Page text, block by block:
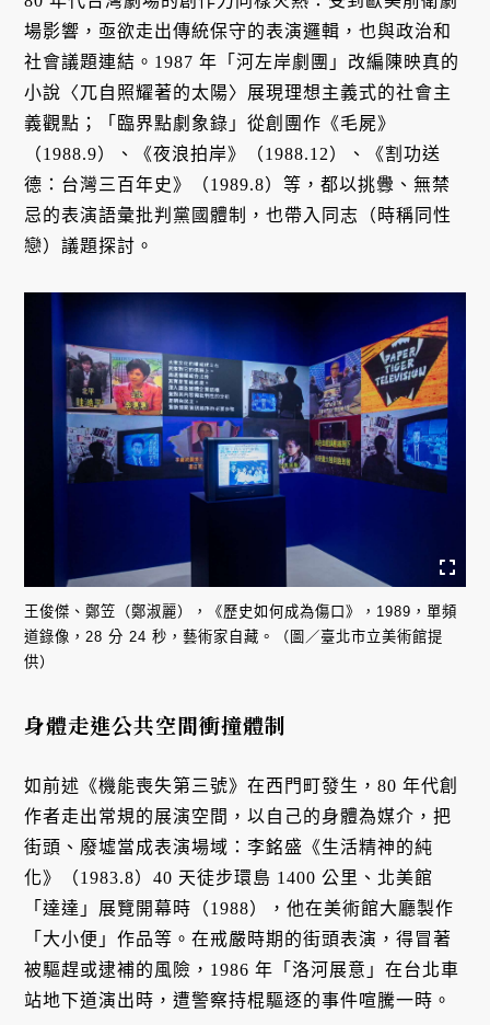
場影響，亟欲走出傳統保守的表演邏輯，也與政治和
社會議題連結。1987 年「河左岸劇團」改編陳映真的
小說〈兀自照耀著的太陽〉展現理想主義式的社會主
義觀點；「臨界點劇象錄」從創團作《毛屍》
（1988.9）、《夜浪拍岸》（1988.12）、《割功送
德：台灣三百年史》（1989.8）等，都以挑釁、無禁
忌的表演語彙批判黨國體制，也帶入同志（時稱同性
戀）議題探討。
王俊傑、鄭笠（鄭淑麗），《歷史如何成為傷口》，1989，單頻
道錄像，28 分 24 秒，藝術家自藏。（圖／臺北市立美術館提
供）
身體走進公共空間衝撞體制
如前述《機能喪失第三號》在西門町發生，80 年代創
作者走出常規的展演空間，以自己的身體為媒介，把
街頭、廢墟當成表演場域：李銘盛《生活精神的純
化》（1983.8）40 天徒步環島 1400 公里、北美館
「達達」展覽開幕時（1988），他在美術館大廳製作
「大小便」作品等。在戒嚴時期的街頭表演，得冒著
被驅趕或逮補的風險，1986 年「洛河展意」在台北車
站地下道演出時，遭警察持棍驅逐的事件喧騰一時。